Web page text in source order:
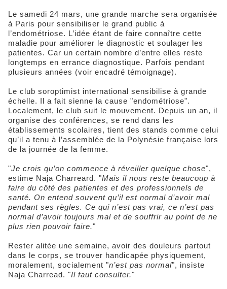
Le samedi 24 mars, une grande marche sera organisée
à Paris pour sensibiliser le grand public à
l’endométriose. L’idée étant de faire connaître cette
maladie pour améliorer le diagnostic et soulager les
patientes. Car un certain nombre d’entre elles reste
longtemps en errance diagnostique. Parfois pendant
plusieurs années (voir encadré témoignage).
Le club soroptimist international sensibilise à grande
échelle. Il a fait sienne la cause "endométriose".
Localement, le club suit le mouvement. Depuis un an, il
organise des conférences, se rend dans les
établissements scolaires, tient des stands comme celui
qu’il a tenu à l’assemblée de la Polynésie française lors
de la journée de la femme.
"Je crois qu’on commence à réveiller quelque chose",
estime Naja Charreard. "Mais il nous reste beaucoup à
faire du côté des patientes et des professionnels de
santé. On entend souvent qu’il est normal d’avoir mal
pendant ses règles. Ce qui n’est pas vrai, ce n’est pas
normal d’avoir toujours mal et de souffrir au point de ne
plus rien pouvoir faire."
Rester alitée une semaine, avoir des douleurs partout
dans le corps, se trouver handicapée physiquement,
moralement, socialement "n’est pas normal", insiste
Naja Charread. "Il faut consulter."